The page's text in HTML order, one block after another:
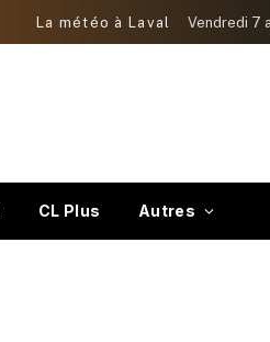
La météo à Laval Vendredi 7
CL Plus Autres